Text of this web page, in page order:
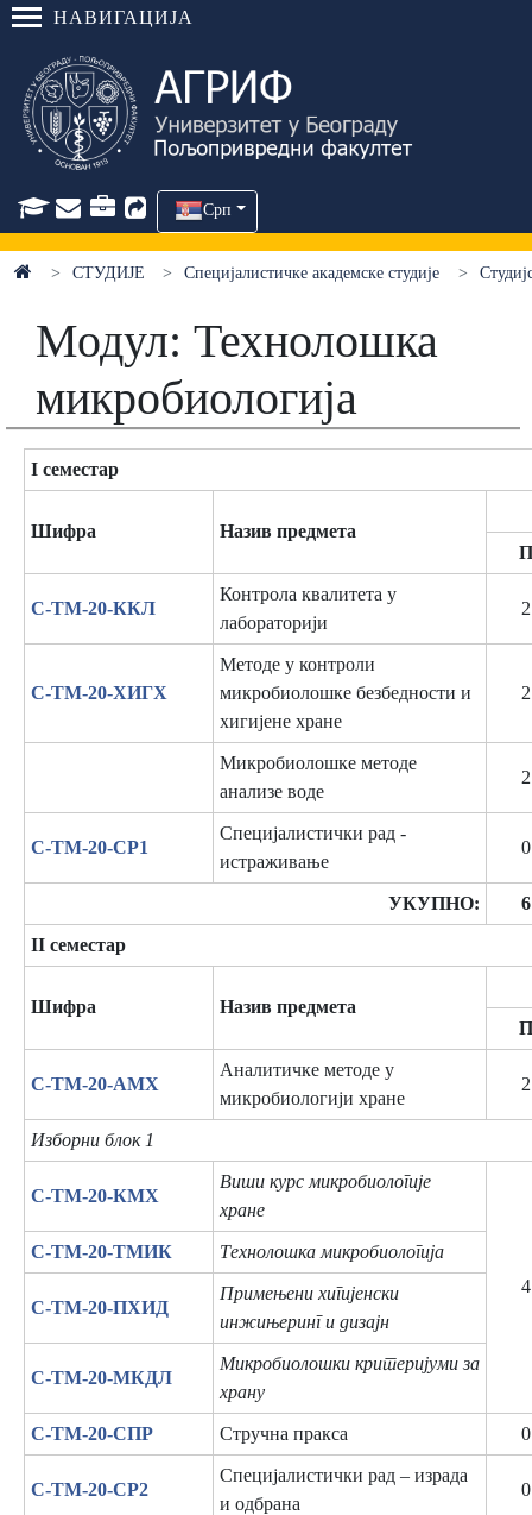
НАВИГАЦИЈА
Срп
СТУДИЈЕ Специјалистичке академске студије
Модул: Технолошка
микробиологија
I семестар
Шифра
Назив предмета
П
C-ТМ-20-ККЛ
Контрола квалитета у
лабораторији
2
C-ТМ-20-ХИГХ
Методе у контроли
микробиолошке безбедности и
хигијене хране
2
Микробиолошке методе
анализе воде
2
C-ТМ-20-СР1
Специјалистички рад -
истраживање
0
УКУПНО: 6
II семестар
Шифра
Назив предмета
П
C-ТМ-20-АМХ
Аналитичке методе у
микробиологији хране
2
Изборни блок 1
C-ТМ-20-КМХ
Виши курс микробиологије
хране
4
C-ТМ-20-ТМИК Технолошка микробиологија
C-ТМ-20-ПХИД
Примењени хигијенски
инжињеринг и дизајн
C-ТМ-20-МКДЛ
Микробиолошки критеријуми за
храну
C-ТМ-20-СПР Стручна пракса 0
C-ТМ-20-СР2
Специјалистички рад – израда
и одбрана
0